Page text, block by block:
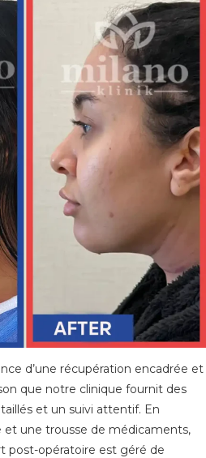
d’une récupération encadrée et
que notre clinique fournit des
et un suivi attentif. En
une trousse de médicaments,
post-opératoire est géré de